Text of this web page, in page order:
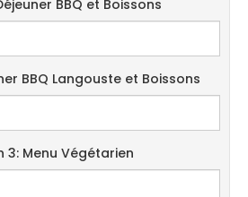
BBQ et Boissons
Option 2 : Déjeuner BBQ Langouste et Boissons
3: Menu Végétarien